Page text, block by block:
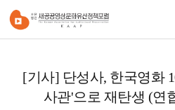
[기사] 단성사, 한국영화
사관'으로 재탄생 (연